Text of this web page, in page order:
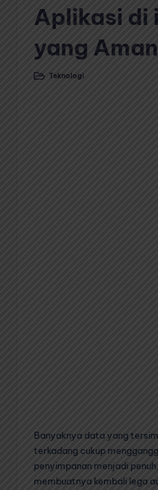
Aplikasi di
yang Aman
PostedTeknologi
Banyaknya data yang
terkadang cukup
penyimpanan menjadi
membuatnya kembali lega